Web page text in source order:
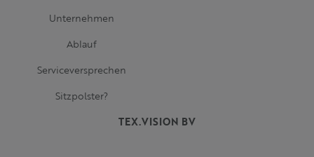
TEX.VISION BV
Unternehmen
Ablauf
Serviceversprechen
Sitzpolster?